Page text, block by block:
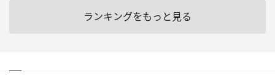
ランキングをもっと見る